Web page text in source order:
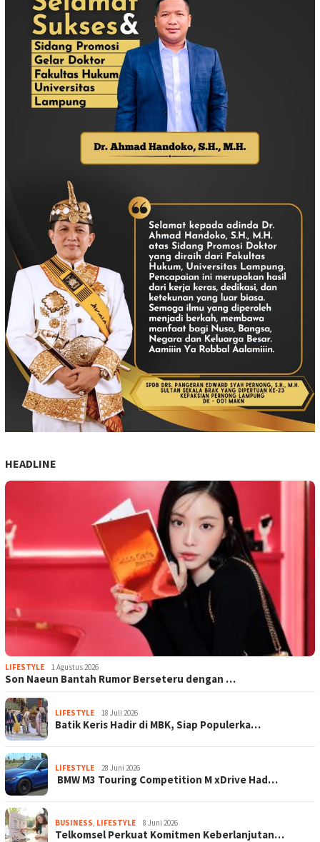
HEADLINE
LIFESTYLE 1 Agustus 2026
Son Naeun Bantah Rumor Berseteru dengan …
LIFESTYLE 18 Juli 2026
Batik Keris Hadir di MBK, Siap Populerka…
LIFESTYLE 28 Juni 2026
BMW M3 Touring Competition M xDrive Had…
BUSINESS LIFESTYLE 8 Juni 2026
Telkomsel Perkuat Komitmen Keberlanjutan…